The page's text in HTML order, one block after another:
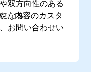
双方向性のある
なる。
、内容のカスタ
お問い合わせい